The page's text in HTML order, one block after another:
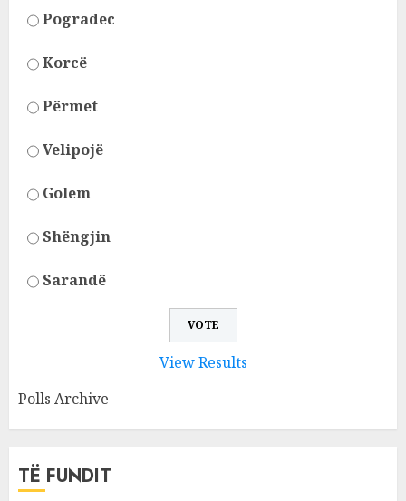
Pogradec
Korcë
Përmet
Velipojë
Golem
Shëngjin
Sarandë
View Results
Polls Archive
TË FUNDIT